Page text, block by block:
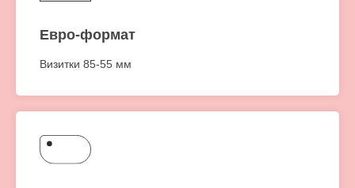
Евро-формат
Визитки 85-55 мм